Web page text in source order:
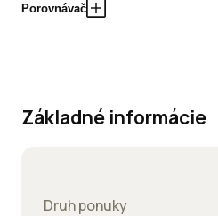
Porovnávač
Základné informácie
Druh ponuky